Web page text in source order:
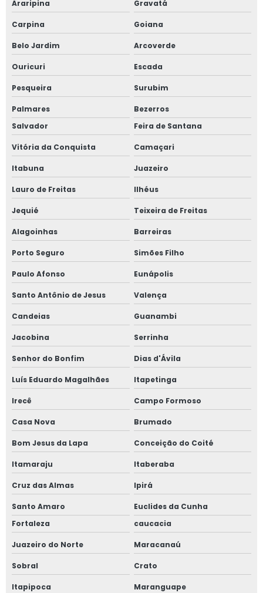
Araripina Gravatá
Carpina Goiana
Belo Jardim Arcoverde
Ouricuri Escada
Pesqueira Surubim
Palmares
Bezerros
Salvador
Feira de Santana
Vitória da Conquista Camaçari
Itabuna Juazeiro
Lauro de Freitas Ilhéus
Jequié Teixeira de Freitas
Alagoinhas Barreiras
Porto Seguro Simões Filho
Paulo Afonso Eunápolis
Santo Antônio de Jesus Valença
Candeias Guanambi
Jacobina Serrinha
Senhor do Bonfim Dias d'Ávila
Luís Eduardo Magalhães Itapetinga
Irecê Campo Formoso
Casa Nova Brumado
Bom Jesus da Lapa Conceição do Coité
Itamaraju Itaberaba
Cruz das Almas Ipirá
Santo Amaro
Euclides da Cunha
Fortaleza
caucacia
Juazeiro do Norte Maracanaú
Sobral Crato
Itapipoca Maranguape